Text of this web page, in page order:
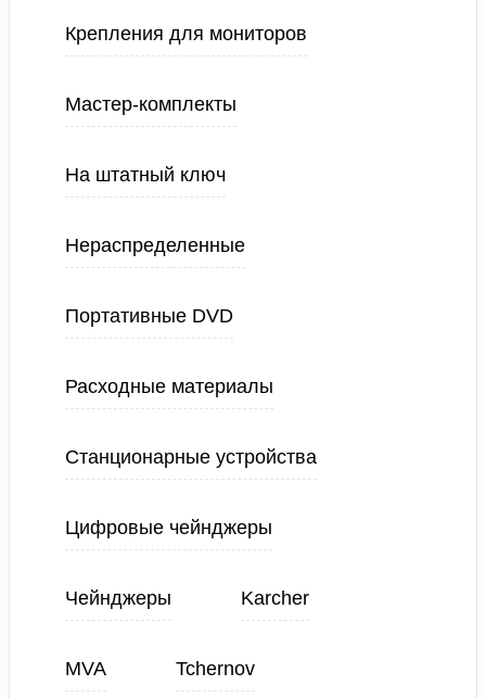
Крепления для мониторов
Мастер-комплекты
На штатный ключ
Нераспределенные
Портативные DVD
Расходные материалы
Станционарные устройства
Цифровые чейнджеры
Чейнджеры Karcher
MVA Tchernov